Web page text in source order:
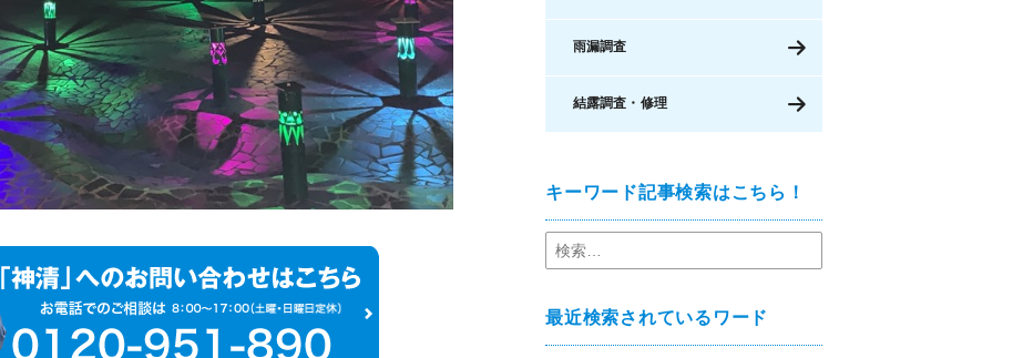
雨漏調査
結露調査・修理
キーワード記事検索はこちら！
最近検索されているワード